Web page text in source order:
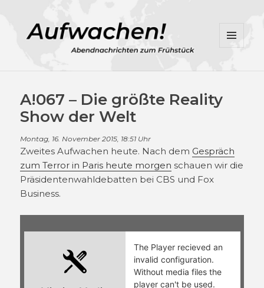
WIDGETS
A!067 – Die größte Reality
Show der Welt
Montag, 16. November 2015, 18:51 Uhr
Zweites Aufwachen heute. Nach dem Gespräch
zum Terror in Paris heute morgen schauen wir die
Präsidentenwahldebatten bei CBS und Fox
Business.